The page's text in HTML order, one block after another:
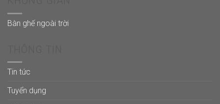
Bàn ghế ngoài trời
Tin tức
Tuyển dụng